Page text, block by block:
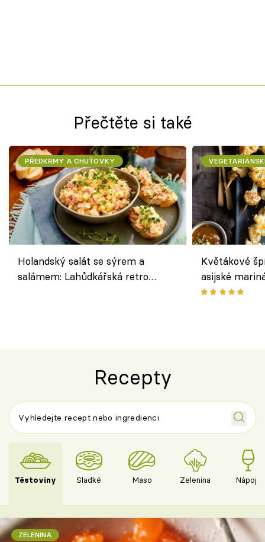
Přečtěte si také
PŘEDKRMY A CHUŤOVKY
Holandský salát se sýrem a
salámem: Lahůdkářská retro
Květákové
asijské
chuťovka z
Recepty
Těstoviny Sladké Maso Zelenina Nápoje
ZELENINA